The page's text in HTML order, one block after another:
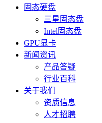
固态硬盘
三星固态盘
Intel固态盘
GPU显卡
新闻资讯
产品答疑
行业百科
关于我们
资质信息
人才招聘